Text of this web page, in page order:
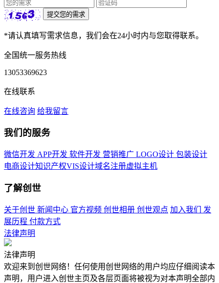
*请认真填写需求信息，我们会在24小时内与您取得联系。
全国统一服务热线
13053369623
在线联系
在线咨询 给我留言
我们的服务
微信开发 APP开发 软件开发 营销推广 LOGO设计 包装设计
电商设计知识产权VIS设计域名注册虚拟主机
了解创世
关于创世 新闻中心 官方视频 创世相册 创世观点 加入我们 发
展历程 付款方式
法律声明
法律声明
欢迎来到创世网络！任何使用创世网络的用户均应仔细阅读本
声明，用户进入创世主页及各层页面将被视为对本声明全部内